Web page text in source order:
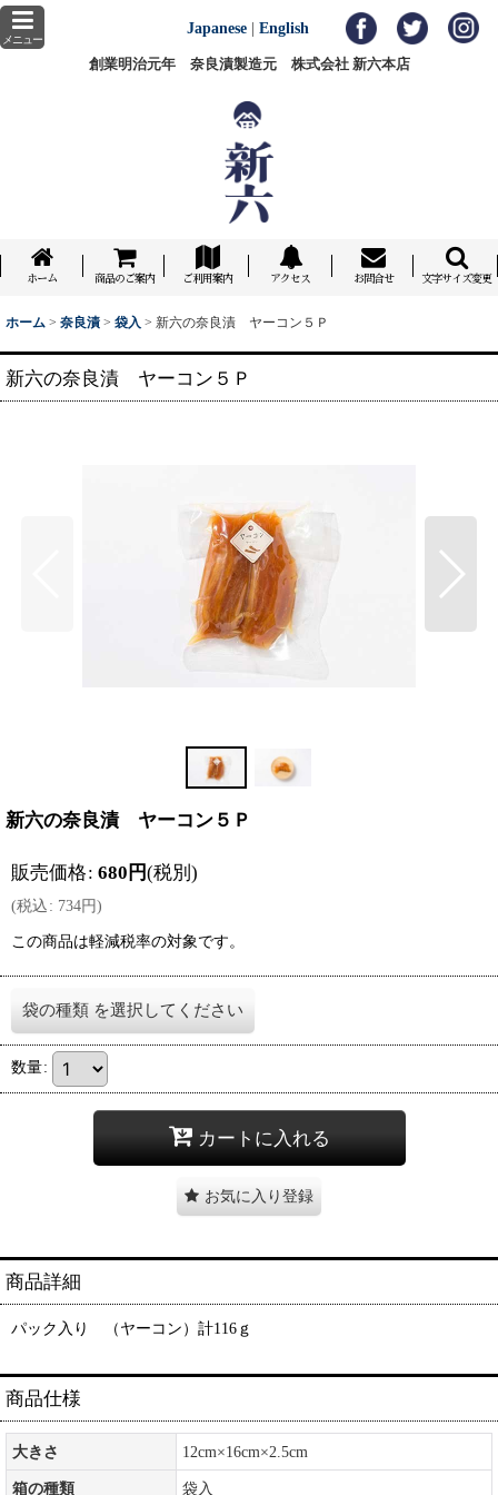
メニュー
創業明治元年 奈良漬製造元 株式会社 新六本店
Japanese |English
ホーム 商品のご案内 ご利用案内 アクセス お問合せ 文字サイズ変更
ホーム > 奈良漬 > 袋入 > 新六の奈良漬 ヤーコン５Ｐ
新六の奈良漬 ヤーコン５Ｐ
新六の奈良漬 ヤーコン５Ｐ
販売価格: 680 円(税別)
(税込: 734円)
この商品は軽減税率の対象です。
袋の種類 を選択してください
数量:
カートに入れる
お気に入り登録
商品詳細
パック入り （ヤーコン）計116ｇ
商品仕様
大きさ 12cm×16cm×2.5cm
箱の種類 袋入